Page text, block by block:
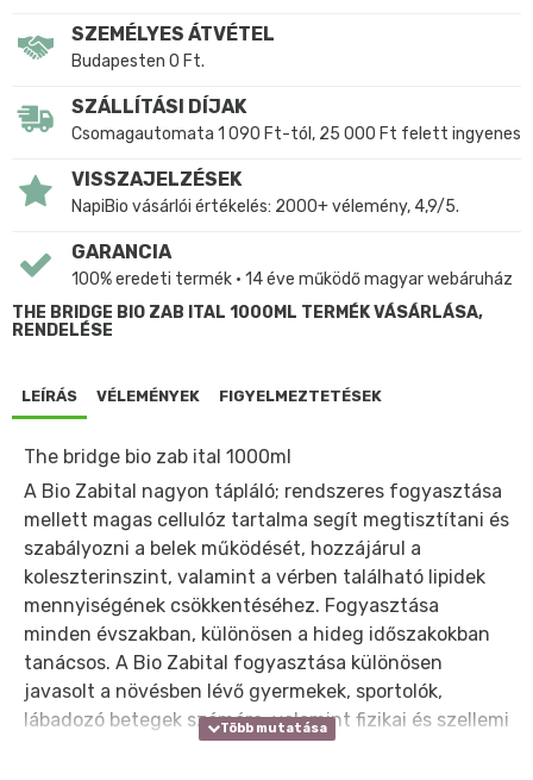
SZEMÉLYES ÁTVÉTEL
Budapesten 0 Ft.
SZÁLLÍTÁSI DÍJAK
Csomagautomata 1 090 Ft-tól, 25 000 Ft felett ingyenes
VISSZAJELZÉSEK
NapiBio vásárlói értékelés: 2000+ vélemény, 4,9/5.
GARANCIA
100% eredeti termék • 14 éve működő magyar webáruház
THE BRIDGE BIO ZAB ITAL 1000ML TERMÉK VÁSÁRLÁSA,
RENDELÉSE
LEÍRÁS VÉLEMÉNYEK FIGYELMEZTETÉSEK
The bridge bio zab ital 1000ml
A Bio Zabital nagyon tápláló; rendszeres fogyasztása
mellett magas cellulóz tartalma segít megtisztítani és
szabályozni a belek működését, hozzájárul a
koleszterinszint, valamint a vérben található lipidek
mennyiségének csökkentéséhez. Fogyasztása
minden évszakban, különösen a hideg időszakokban
tanácsos. A Bio Zabital fogyasztása különösen
javasolt a növésben lévő gyermekek, sportolók,
lábadozó betegek számára, valamint fizikai és szellemi
megterhelés idején.